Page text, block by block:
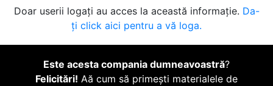
Doar userii logați au acces la această informație. Da-
ți click aici pentru a vă loga.
Este acesta compania dumneavoastră?
Felicitări! Aă cum să primești materialele de